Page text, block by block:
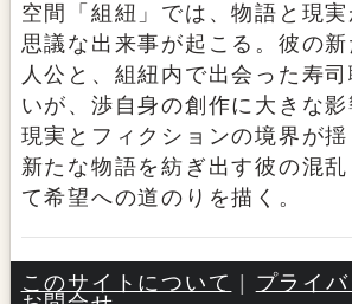
空間「組紐」では、物語と現
思議な出来事が起こる。彼の
人公と、組紐内で出会った寿
いが、渉自身の創作に大きな影
現実とフィクションの境界が揺
新たな物語を紡ぎ出す彼の混
て希望への道のりを描く。
このサイトについて プライ